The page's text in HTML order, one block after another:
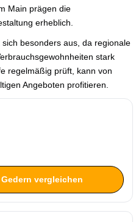
Main prägen die
erheblich.
besonders aus, da regionale
stark
regelmäßig prüft, kann von
Angeboten profitieren.
vergleichen